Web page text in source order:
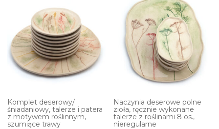
Komplet deserowy/
śniadaniowy, talerze i patera
z motywem roślinnym,
szumiące trawy
Naczynia deserowe polne
zioła, ręcznie wykonane
talerze z roślinami 8 os.,
nieregularne